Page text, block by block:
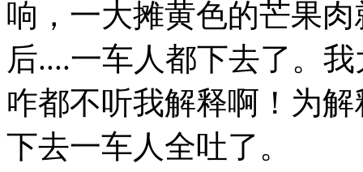
响，一大摊黄色的芒果
后....一车人都下去了。
咋都不听我解释啊！为
下去一车人全吐了。